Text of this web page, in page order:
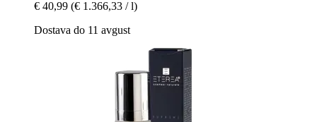
€ 40,99 (€ 1.366,33 / l)
Dostava do 11 avgust